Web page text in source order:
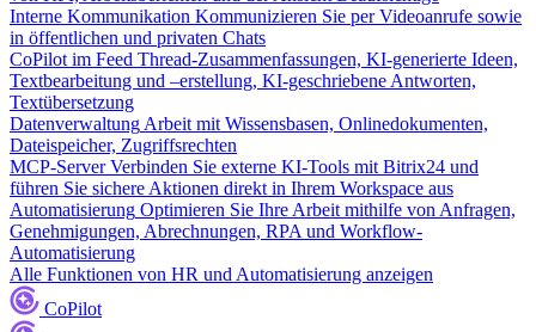
Interne Kommunikation Kommunizieren Sie per Videoanrufe sowie
in öffentlichen und privaten Chats
CoPilot im Feed Thread-Zusammenfassungen, KI-generierte Ideen,
Textbearbeitung und –erstellung, KI-geschriebene Antworten,
Textübersetzung
Datenverwaltung Arbeit mit Wissensbasen, Onlinedokumenten,
Dateispeicher, Zugriffsrechten
MCP-Server Verbinden Sie externe KI-Tools mit Bitrix24 und
führen Sie sichere Aktionen direkt in Ihrem Workspace aus
Automatisierung Optimieren Sie Ihre Arbeit mithilfe von Anfragen,
Genehmigungen, Abrechnungen, RPA und Workflow-
Automatisierung
Alle Funktionen von HR und Automatisierung anzeigen
CoPilot